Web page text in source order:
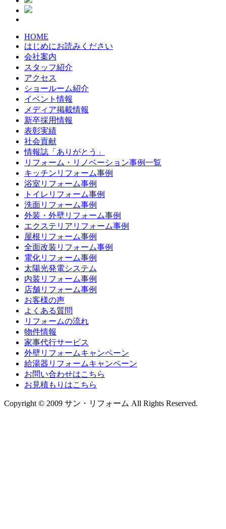
HOME
はじめにお読みください
会社案内
スタッフ紹介
アクセス
ショールーム紹介
イベント情報
メディア掲載情報
新卒採用情報
表彰実績
社会貢献
情報誌「ありがとう」
リフォーム・リノベーション事例一覧
キッチンリフォーム事例
浴室リフォーム事例
トイレリフォーム事例
洗面リフォーム事例
外装・外壁リフォーム事例
エクステリアリフォーム事例
屋根リフォーム事例
全面改装リフォーム事例
電化リフォーム事例
太陽光発電システム
内装リフォーム事例
店舗リフォーム事例
お客様の声
よくある質問
リフォームの流れ
物件情報
家事代行サービス
外壁リフォームキャンペーン
給湯器リフォームキャンペーン
お問い合わせはこちら
お見積もりはこちら
Copyright © 2009 サン・リフォーム All Rights Reserved.